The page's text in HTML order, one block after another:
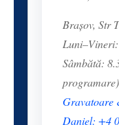
Brașov, Str
Sâmbătă:
programare)
Gravatoare
Daniel: +4